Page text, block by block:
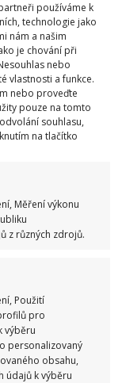
používáme k
technologie jako
nám a našim
je chování při
nebo
vlastnosti a funkce.
nebo proveďte
pouze na tomto
souhlasu,
na tlačítko
Měření výkonu
z různých zdrojů.
Použití
pro
výběru
personalizovaný
obsahu,
údajů k výběru
Lze z něj
velice dobře.
Z čerstvých
listů lze